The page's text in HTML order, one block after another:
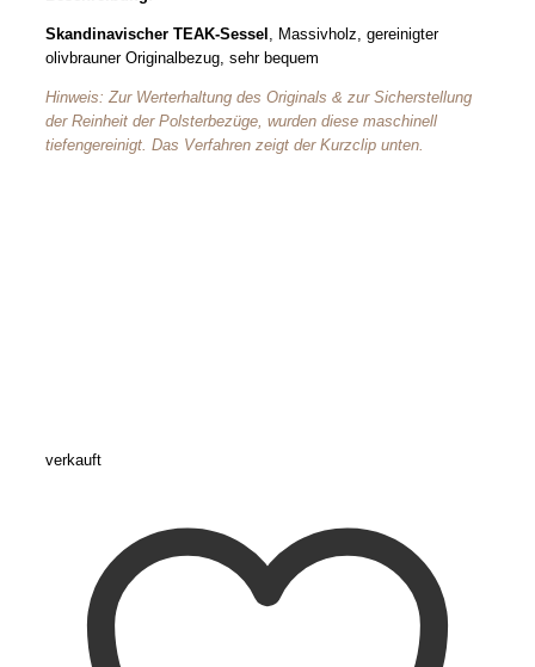
Skandinavischer TEAK-Sessel , Massivholz, gereinigter
olivbrauner Originalbezug, sehr bequem
Hinweis: Zur Werterhaltung des Originals & zur Sicherstellung
der Reinheit der Polsterbezüge, wurden diese maschinell
tiefengereinigt. Das Verfahren zeigt der Kurzclip unten.
verkauft